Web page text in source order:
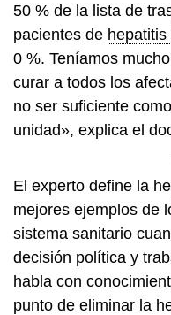
50 % de la lista de
pacientes de hepatitis
0 %. Teníamos
curar a todos los
no ser suficiente
unidad», explica el
El experto define la
mejores ejemplos de
sistema sanitario
decisión política y
habla con
punto de eliminar la